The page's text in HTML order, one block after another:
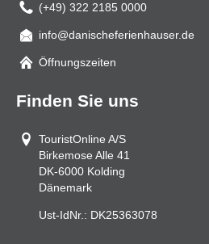
(+49) 322 2185 0000
Mail
info@danischeferienhauser.de
Öffnungszeiten
Finden Sie uns
TouristOnline A/S
Birkemose Alle 41
DK-6000 Kolding
Dänemark
Ust-IdNr.: DK25363078